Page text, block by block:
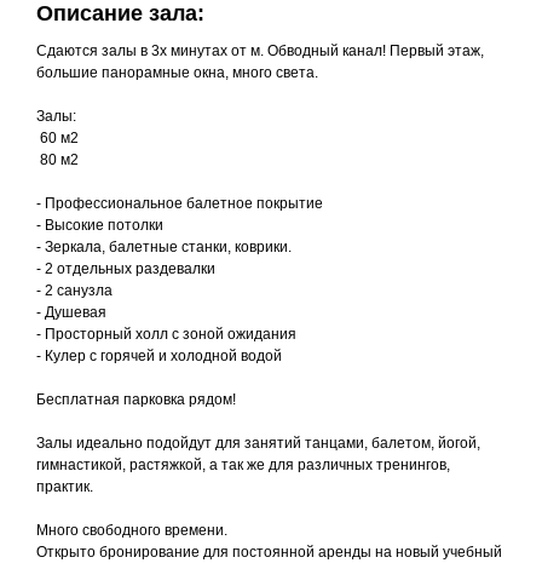
Описание зала:
Сдаются залы в 3х минутах от м. Обводный канал! Первый этаж,
большие панорамные окна, много света.
Залы:
60 м2
80 м2
- Профессиональное балетное покрытие
- Высокие потолки
- Зеркала, балетные станки, коврики.
- 2 отдельных раздевалки
- 2 санузла
- Душевая
- Просторный холл с зоной ожидания
- Кулер с горячей и холодной водой
Бесплатная парковка рядом!
Залы идеально подойдут для занятий танцами, балетом, йогой,
гимнастикой, растяжкой, а так же для различных тренингов,
практик.
Много свободного времени.
Открыто бронирование для постоянной аренды на новый учебный